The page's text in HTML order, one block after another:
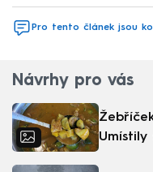
Pro tento článek jsou
Návrhy pro vás
Umístily